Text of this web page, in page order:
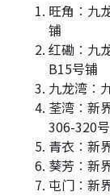
旺角︰九
铺
红磡︰九
B15号铺
九龙湾︰
荃湾︰新
306-320
青衣︰新
葵芳︰新
屯门︰新